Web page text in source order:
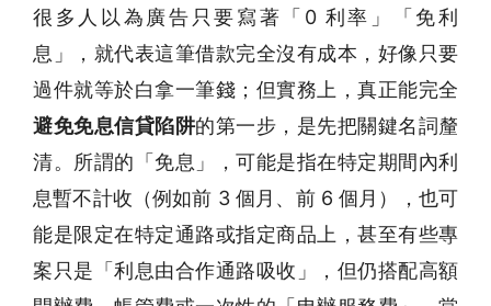
很多人以為廣告只要寫著「0 利率」「免利
息」，就代表這筆借款完全沒有成本，好像只要
過件就等於白拿一筆錢；但實務上，真正能完全
避免免息信貸陷阱的第一步，是先把關鍵名詞釐
清。所謂的「免息」，可能是指在特定期間內利
息暫不計收（例如前 3 個月、前 6 個月），也可
能是限定在特定通路或指定商品上，甚至有些專
案只是「利息由合作通路吸收」，但仍搭配高額